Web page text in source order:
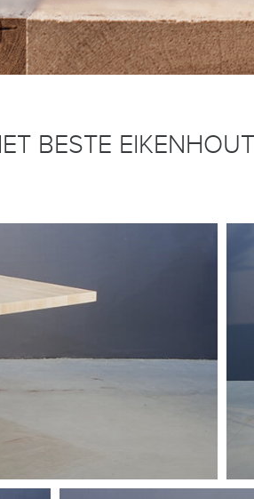
BESTE EIKENHOUT